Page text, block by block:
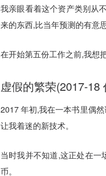
我亲眼看着这个资产类别从
来的东西,比当年预测的有意思
在开始第五份工作之前,我想
虚假的繁荣(2017-18
2017 年初,我在一本书里偶
让我着迷的新技术。
当时我并不知道,这正处在
币。